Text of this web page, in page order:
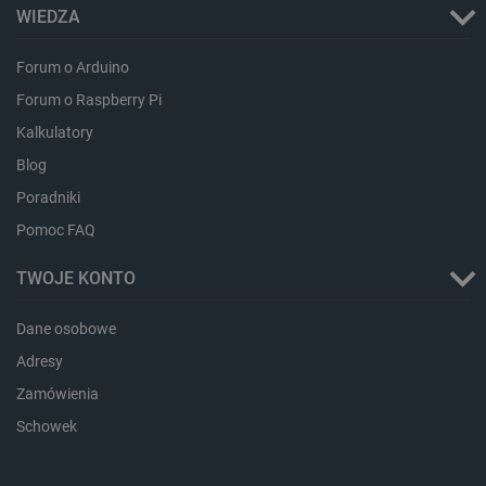
WIEDZA
Forum o Arduino
Forum o Raspberry Pi
Kalkulatory
Blog
Poradniki
Pomoc FAQ
TWOJE KONTO
Dane osobowe
Adresy
Zamówienia
Schowek
botland.com.pl